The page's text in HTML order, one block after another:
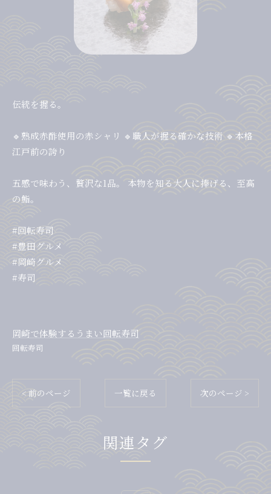
伝統を握る。
🔹熟成赤酢使用の赤シャリ 🔹職人が握る確かな技術 🔹本格
江戸前の誇り
五感で味わう、贅沢な1品。 本物を知る大人に捧げる、至高
の鮨。
#回転寿司
#豊田グルメ
#岡崎グルメ
#寿司
岡崎で体験するうまい回転寿司
回転寿司
< 前のページ 一覧に戻る 次のページ >
関連タグ